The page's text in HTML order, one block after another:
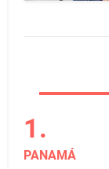
PANAMÁ